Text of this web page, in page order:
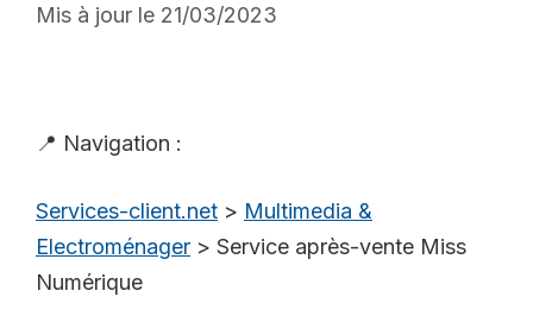
Mis à jour le 21/03/2023
📍 Navigation :
Services-client.net > Multimedia &
Electroménager > Service après-vente Miss
Numérique